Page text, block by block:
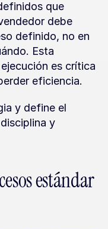
que
debe
definido, no en
Esta
es crítica
eficiencia.
y define el
y
estándar